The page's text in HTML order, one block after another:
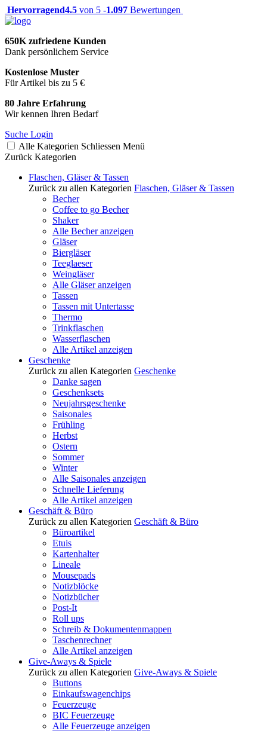
Hervorragend4.5 von 5 -1.097 Bewertungen
650K zufriedene Kunden
Dank persönlichem Service
Kostenlose Muster
Für Artikel bis zu 5 €
80 Jahre Erfahrung
Wir kennen Ihren Bedarf
Suche Login
Alle Kategorien Schliessen Menü
Zurück Kategorien
Flaschen, Gläser & Tassen
Zurück zu allen Kategorien Flaschen, Gläser & Tassen
Becher
Coffee to go Becher
Shaker
Alle Becher anzeigen
Gläser
Biergläser
Teeglaeser
Weingläser
Alle Gläser anzeigen
Tassen
Tassen mit Untertasse
Thermo
Trinkflaschen
Wasserflaschen
Alle Artikel anzeigen
Geschenke
Zurück zu allen Kategorien Geschenke
Danke sagen
Geschenksets
Neujahrsgeschenke
Saisonales
Frühling
Herbst
Ostern
Sommer
Winter
Alle Saisonales anzeigen
Schnelle Lieferung
Alle Artikel anzeigen
Geschäft & Büro
Zurück zu allen Kategorien Geschäft & Büro
Büroartikel
Etuis
Kartenhalter
Lineale
Mousepads
Notizblöcke
Notizbücher
Post-It
Roll ups
Schreib & Dokumentenmappen
Taschenrechner
Alle Artikel anzeigen
Give-Aways & Spiele
Zurück zu allen Kategorien Give-Aways & Spiele
Buttons
Einkaufswagenchips
Feuerzeuge
BIC Feuerzeuge
Alle Feuerzeuge anzeigen